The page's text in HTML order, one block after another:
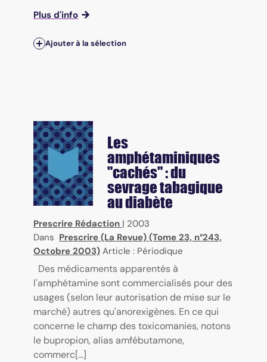
Plus d'info
Ajouter à la sélection
Les
amphétaminiques
"cachés" : du
sevrage tabagique
au diabète
Prescrire Rédaction | 2003
Dans Prescrire (La Revue) (Tome 23, n°243,
Octobre 2003) Article : Périodique
Des médicaments apparentés à
l'amphétamine sont commercialisés pour des
usages (selon leur autorisation de mise sur le
marché) autres qu'anorexigènes. En ce qui
concerne le champ des toxicomanies, notons
le bupropion, alias amfébutamone,
commerc[...]